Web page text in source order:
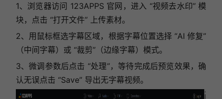
1、浏览器访问 123APPS 官网，进入 “视频去水印” 模
块，点击 “打开文件” 上传素材。
2、用鼠标框选字幕区域，根据字幕位置选择 “AI 修复”
（中间字幕）或 “裁剪”（边缘字幕）模式。
3、微调参数后点击 “处理”，等待完成后预览效果，确
认无误点击 “Save” 导出无字幕视频。